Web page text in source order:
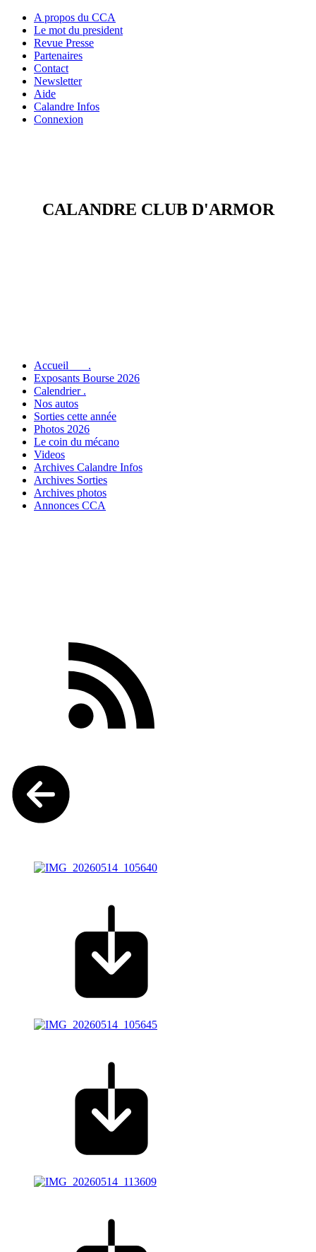
A propos du CCA
Le mot du president
Revue Presse
Partenaires
Contact
Newsletter
Aide
Calandre Infos
Connexion
CALANDRE CLUB D'ARMOR
Accueil .
Exposants Bourse 2026
Calendrier .
Nos autos
Sorties cette année
Photos 2026
Le coin du mécano
Videos
Archives Calandre Infos
Archives Sorties
Archives photos
Annonces CCA